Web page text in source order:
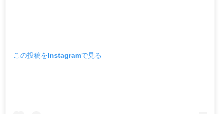
この投稿をInstagramで見る